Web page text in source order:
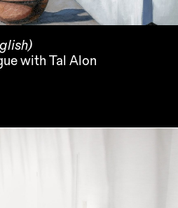
with Tal Alon